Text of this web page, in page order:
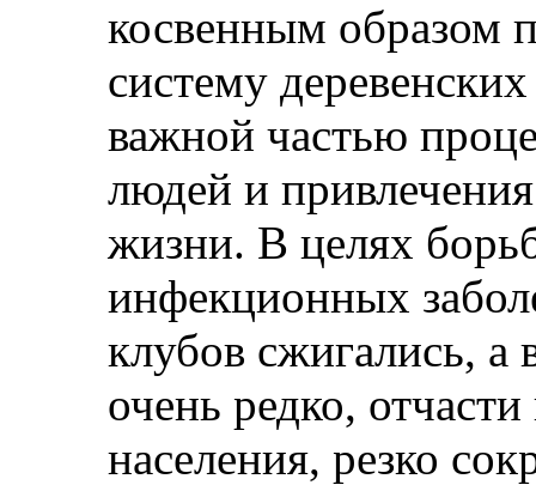
косвенным образом
систему
важной частью
людей и
жизни. В целях
инфекционных
клубов сжигались, а
очень редко,
населения, резко